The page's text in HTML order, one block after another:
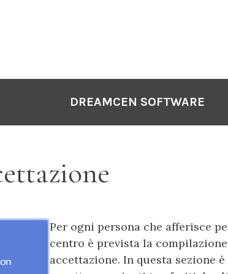
DREAMCEN SOFTWARE
Per ogni persona che afferisce
centro è prevista la
accettazione. In questa sezione